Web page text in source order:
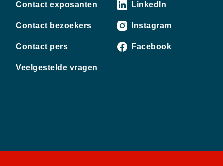
Contact exposanten
Contact bezoekers
Contact pers
Veelgestelde vragen
LinkedIn
Instagram
Facebook